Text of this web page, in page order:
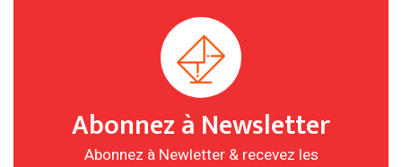
Abonnez à Newsletter
Abonnez à Newletter & recevez les